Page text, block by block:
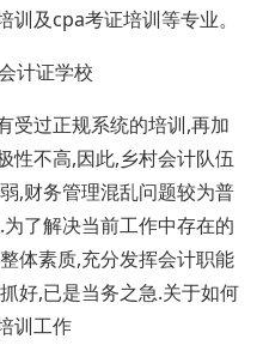
及cpa考证培训等专业。
受过正规系统的培训,再加
性不高,因此,乡村会计队伍
,财务管理混乱问题较为普
了解决当前工作中存在的
体素质,充分发挥会计职能
好,已是当务之急.关于如何
训工作